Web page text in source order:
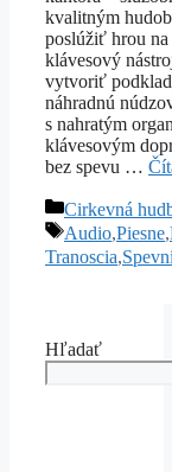
kvalitným
poslúžiť hrou na
klávesový
vytvoriť
náhradnú
s nahratým
klávesovým
bez spevu …
Kategórie
Cirkevná
Značky
Audio,Piesne,
Tranoscia,
Hľadať